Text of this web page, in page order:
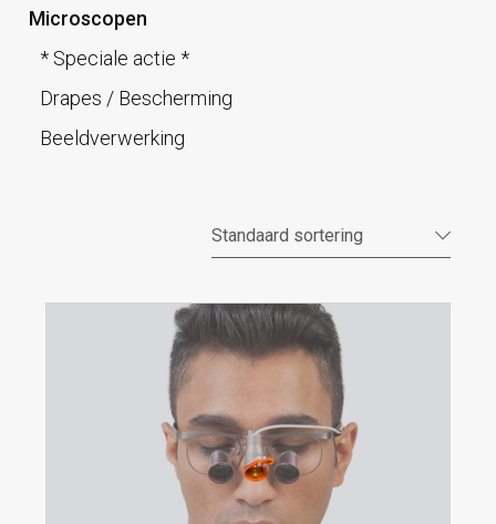
Microscopen
* Speciale actie *
Drapes / Bescherming
Beeldverwerking